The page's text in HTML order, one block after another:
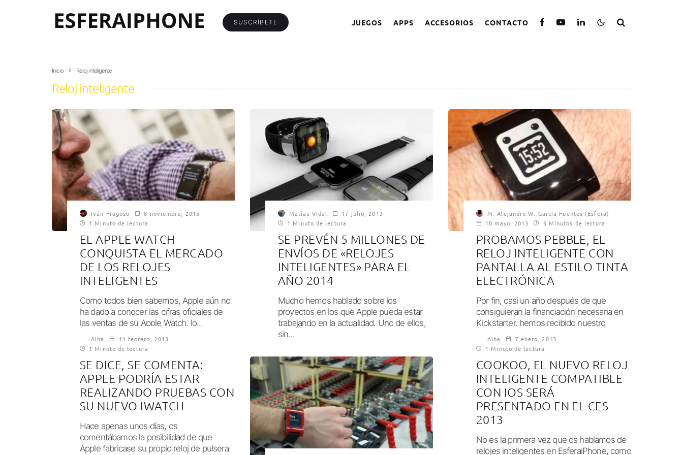
SUSCRÍBETE JUEGOS APPS ACCESORIOS CONTACTO
Inicio Reloj inteligente
Reloj inteligente
Iván Fragoso
8 noviembre, 2015
1 Minuto de lectura
EL APPLE WATCH
CONQUISTA EL MERCADO
DE LOS RELOJES
INTELIGENTES
Como todos bien sabemos, Apple aún no
ha dado a conocer las cifras oficiales de
las ventas de su Apple Watch, lo...
Matías Vidal
17 julio, 2013
1 Minuto de lectura
SE PREVÉN 5 MILLONES DE
ENVÍOS DE «RELOJES
INTELIGENTES» PARA EL
AÑO 2014
Mucho hemos hablado sobre los
proyectos en los que Apple pueda estar
trabajando en la actualidad. Uno de ellos,
sin...
M. Alejandro W. García Fuentes (Esfera)
10 mayo, 2013
6 Minutos de lectura
PROBAMOS PEBBLE, EL
RELOJ INTELIGENTE CON
PANTALLA AL ESTILO TINTA
ELECTRÓNICA
Por fin, casi un año después de que
consiguieran la financiación necesaria en
Kickstarter, hemos recibido nuestro
Pebble Jet Black....
Alba
11 febrero, 2013
1 Minuto de lectura
SE DICE, SE COMENTA:
APPLE PODRÍA ESTAR
REALIZANDO PRUEBAS CON
SU NUEVO IWATCH
Hace apenas unos días, os
comentábamos la posibilidad de que
Apple fabricase su propio reloj de pulsera.
Alba
7 enero, 2013
1 Minuto de lectura
COOKOO, EL NUEVO RELOJ
INTELIGENTE COMPATIBLE
CON IOS SERÁ
PRESENTADO EN EL CES
2013
No es la primera vez que os hablamos de
relojes inteligentes en EsferaiPhone, como